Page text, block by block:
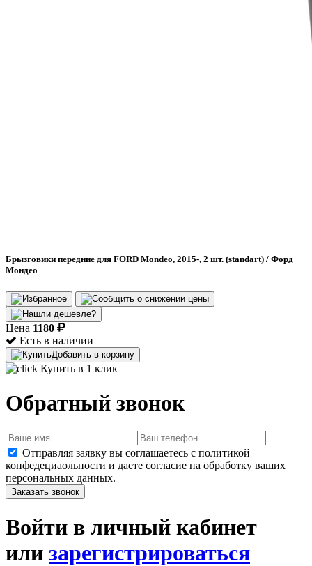
Брызговики передние для FORD Mondeo, 2015-, 2 шт. (standart) / Форд
Мондео
Цена 1180
Есть в наличии
Добавить в корзину
Купить в 1 клик
Обратный звонок
Отправляя заявку вы соглашаетесь с политикой
конфедециаольности и даете согласие на обработку ваших
персональных данных.
Заказать звонок
Войти в личный кабинет
или зарегистрироваться